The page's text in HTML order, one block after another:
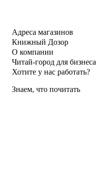
Адреса магазинов
Книжный Дозор
О компании
Читай-город для бизнеса
Хотите у нас работать?
Знаем, что почитать